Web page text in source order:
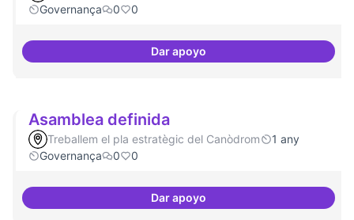
Governança
0 0
Dar apoyoMecanismes de gpvernança
Asamblea definida
Treballem el pla estratègic del Canòdrom
1 any
Governança
0 0
Dar apoyoAsamblea definida